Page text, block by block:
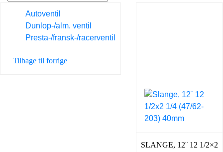
Autoventil
Dunlop-/alm. ventil
Presta-/fransk-/racerventil
Tilbage til forrige
SLANGE, 12¨ 12 1/2×2